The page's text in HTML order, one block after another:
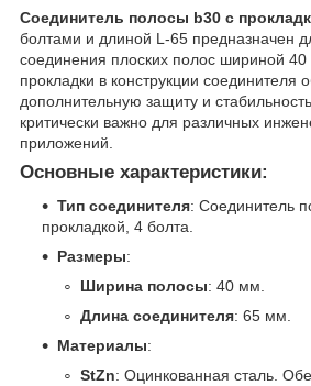
Соединитель полосы b30 с
болтами и длиной L-65 предназначен
соединения плоских полос шириной
прокладки в конструкции соединителя
дополнительную защиту и
критически важно для различных
приложений.
Основные характеристики:
Тип соединителя: Соединитель
прокладкой, 4 болта.
Размеры:
Ширина полосы: 40 мм.
Длина соединителя: 65 мм.
Материалы:
StZn: Оцинкованная сталь.